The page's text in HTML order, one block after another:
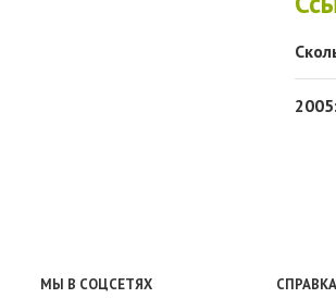
МЫ В СОЦСЕТЯХ СПРАВКА